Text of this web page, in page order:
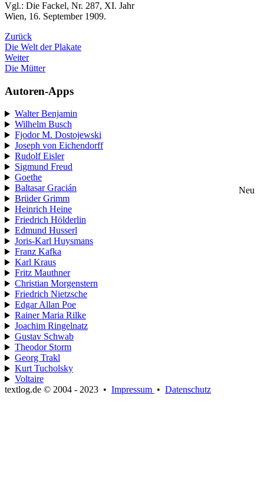
Vgl.: Die Fackel, Nr. 287, XI. Jahr
Wien, 16. September 1909.
Zurück
Die Welt der Plakate
Weiter
Die Mütter
Autoren-Apps
Walter Benjamin
Wilhelm Busch
Fjodor M. Dostojewski
Joseph von Eichendorff
Rudolf Eisler
Sigmund Freud
Goethe
Baltasar Gracián
Neu
Brüder Grimm
Heinrich Heine
Friedrich Hölderlin
Edmund Husserl
Joris-Karl Huysmans
Franz Kafka
Karl Kraus
Fritz Mauthner
Christian Morgenstern
Friedrich Nietzsche
Edgar Allan Poe
Rainer Maria Rilke
Joachim Ringelnatz
Gustav Schwab
Theodor Storm
Georg Trakl
Kurt Tucholsky
Voltaire
textlog.de © 2004 - 2023 • Impressum • Datenschutz